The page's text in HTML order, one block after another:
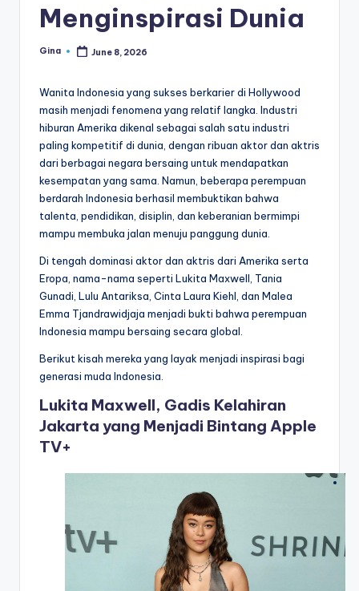
Menginspirasi Dunia
Posted
Gina June 8, 2026
Wanita Indonesia yang sukses berkarier di Hollywood
masih menjadi fenomena yang relatif langka. Industri
hiburan Amerika dikenal sebagai salah satu industri
paling kompetitif di dunia, dengan ribuan aktor dan aktris
dari berbagai negara bersaing untuk mendapatkan
kesempatan yang sama. Namun, beberapa perempuan
berdarah Indonesia berhasil membuktikan bahwa
talenta, pendidikan, disiplin, dan keberanian bermimpi
mampu membuka jalan menuju panggung dunia.
Di tengah dominasi aktor dan aktris dari Amerika serta
Eropa, nama-nama seperti Lukita Maxwell, Tania
Gunadi, Lulu Antariksa, Cinta Laura Kiehl, dan Malea
Emma Tjandrawidjaja menjadi bukti bahwa perempuan
Indonesia mampu bersaing secara global.
Berikut kisah mereka yang layak menjadi inspirasi bagi
generasi muda Indonesia.
Lukita Maxwell, Gadis Kelahiran
Jakarta yang Menjadi Bintang Apple
TV+